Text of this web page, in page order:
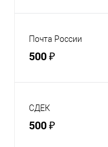
Почта России
500 ₽
СДЕК
500 ₽